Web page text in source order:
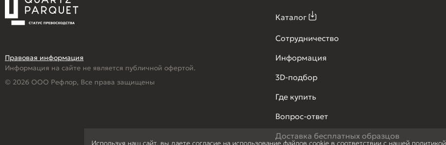
Правовая информация
Информация на сайте не является публичной офертой.
© 2026 ООО Рефлор, Все права защищены
Каталог
Сотрудничество
Информация
3D-подбор
Где купить
Вопрос-ответ
Доставка бесплатных образцов
Используя наш сайт, вы даете согласие на использование файлов cookie в соответствии с нашей политикой